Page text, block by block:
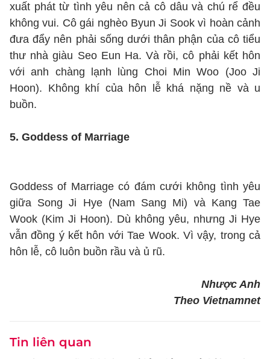
xuất phát từ tình yêu nên cả cô dâu và chú rể đều
không vui. Cô gái nghèo Byun Ji Sook vì hoàn cảnh
đưa đẩy nên phải sống dưới thân phận của cô tiểu
thư nhà giàu Seo Eun Ha. Và rồi, cô phải kết hôn
với anh chàng lạnh lùng Choi Min Woo (Joo Ji
Hoon). Không khí của hôn lễ khá nặng nề và u
buồn.
5. Goddess of Marriage
Goddess of Marriage có đám cưới không tình yêu
giữa Song Ji Hye (Nam Sang Mi) và Kang Tae
Wook (Kim Ji Hoon). Dù không yêu, nhưng Ji Hye
vẫn đồng ý kết hôn với Tae Wook. Vì vậy, trong cả
hôn lễ, cô luôn buồn rầu và ủ rũ.
Nhược Anh
Theo Vietnamnet
Tin liên quan